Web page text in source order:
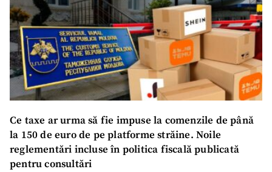
Ce taxe ar urma să fie impuse la comenzile de până
la 150 de euro de pe platforme străine. Noile
reglementări incluse în politica fiscală publicată
pentru consultări